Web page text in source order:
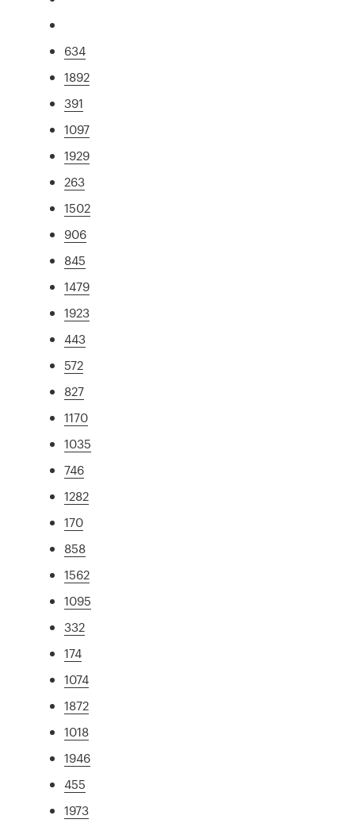
634
1892
391
1097
1929
263
1502
906
845
1479
1923
443
572
827
1170
1035
746
1282
170
858
1562
1095
332
174
1074
1872
1018
1946
455
1973